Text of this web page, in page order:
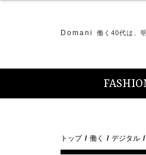
Domani 働く40代は、
トップ 働く デジタル